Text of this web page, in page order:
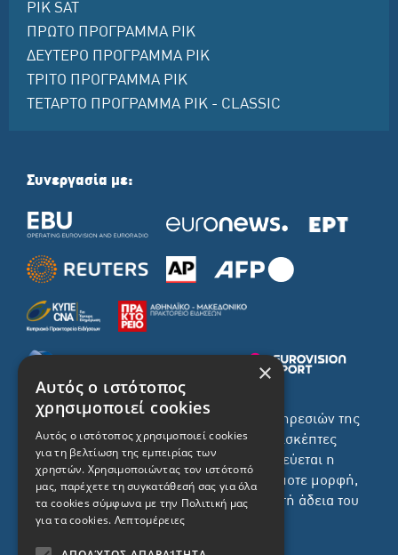
ΡΙΚ SAT
ΠΡΩΤΟ ΠΡΟΓΡΑΜΜΑ ΡΙΚ
ΔΕΥΤΕΡΟ ΠΡΟΓΡΑΜΜΑ ΡΙΚ
ΤΡΙΤΟ ΠΡΟΓΡΑΜΜΑ ΡΙΚ
ΤΕΤΑΡΤΟ ΠΡΟΓΡΑΜΜΑ ΡΙΚ - CLASSIC
Συνεργασία με:
Το σύνολο του περιεχομένου και των υπηρεσιών της
ιστοσελίδας του ΡΙΚ διατίθεται στους επισκέπτες
αυστηρά για προσωπική χρήση. Απαγορεύεται η
χρήση ή επανεκπομπή του, σε οποιοδήποτε μορφή,
με ή χωρίς επεξεργασία και χωρίς γραπτή άδεια του
ΡΙΚ.
×
Αυτός ο ιστότοπος
χρησιμοποιεί cookies
Αυτός ο ιστότοπος χρησιμοποιεί cookies
για τη βελτίωση της εμπειρίας των
χρηστών. Χρησιμοποιώντας τον ιστότοπό
μας, παρέχετε τη συγκατάθεσή σας για όλα
τα cookies σύμφωνα με την Πολιτική μας
για τα cookies. Λεπτομέρειες